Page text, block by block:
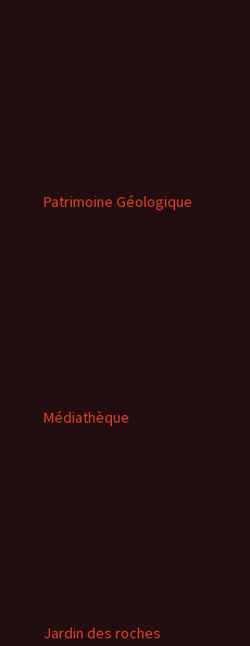
Patrimoine Géologique
Médiathèque
Jardin des roches